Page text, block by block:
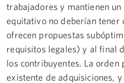
trabajadores y mantienen
equitativo no deberían tener
ofrecen propuestas
requisitos legales) y al final
los contribuyentes. La orden
existente de adquisiciones,